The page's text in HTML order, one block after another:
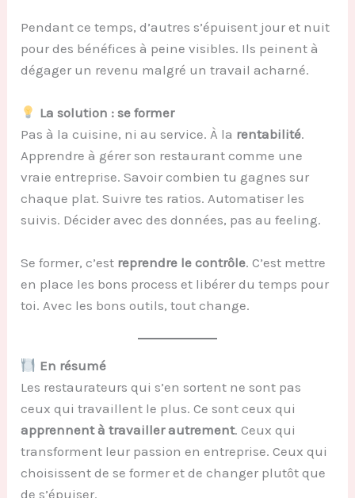
Pendant ce temps, d’autres s’épuisent jour et nuit
pour des bénéfices à peine visibles. Ils peinent à
dégager un revenu malgré un travail acharné.
La solution : se former
Pas à la cuisine, ni au service. À la rentabilité.
Apprendre à gérer son restaurant comme une
vraie entreprise. Savoir combien tu gagnes sur
chaque plat. Suivre tes ratios. Automatiser les
suivis. Décider avec des données, pas au feeling.
Se former, c’est reprendre le contrôle. C’est mettre
en place les bons process et libérer du temps pour
toi. Avec les bons outils, tout change.
En résumé
Les restaurateurs qui s’en sortent ne sont pas
ceux qui travaillent le plus. Ce sont ceux qui
apprennent à travailler autrement. Ceux qui
transforment leur passion en entreprise. Ceux qui
choisissent de se former et de changer plutôt que
de s’épuiser.